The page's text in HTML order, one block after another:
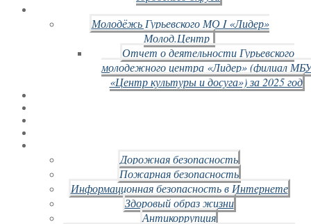
Молодёжь Гурьевского МО I «Лидер»
Молод.Центр
Отчет о деятельности Гурьевского
молодежного центра «Лидер» (филиал
«Центр культуры и досуга») за 2025 год
Дорожная безопасность
Пожарная безопасность
Информационная безопасность в Интернете
Здоровый образ жизни
Антикоррупция